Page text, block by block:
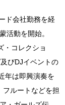
ド会社勤務を経
活動を開始。
・コレクショ
びDJイベントの
年は即興演奏を
ルートなどを担